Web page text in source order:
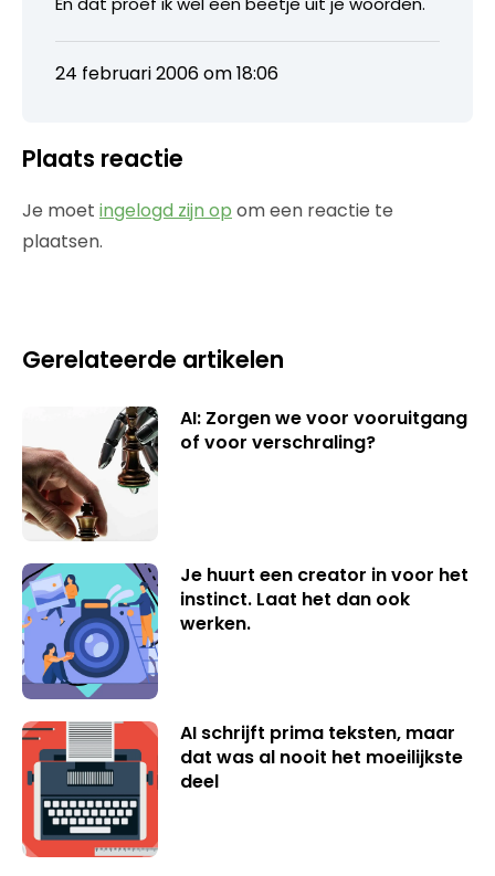
24 februari 2006 om 18:06
Plaats reactie
Je moet ingelogd zijn op om een reactie te
plaatsen.
Gerelateerde artikelen
AI: Zorgen we voor vooruitgang
of voor verschraling?
Je huurt een creator in voor het
instinct. Laat het dan ook
werken.
AI schrijft prima teksten, maar
dat was al nooit het moeilijkste
deel